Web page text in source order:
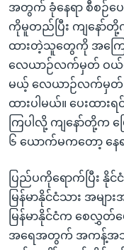
အတွက် ခုံနေရာ စီစဉ်
ကိုမူတည်ပြီး ကျနော်တို့
ထားတဲ့သူတွေကို အကြော
လေယာဉ်လက်မှတ် ဝယ်ပါ
မယ့် လေယာဉ်လက်မှတ် ရ
ထားပါမယ်။ ပေးထ
ကြပါလို့ ကျနော်တို့က
၆ ယောက်မကတော့ နေရ
ပြည်ပကိုရောက်ပြီး နို
မြန်မာနိုင်ငံသား အမျာ
မြန်မာနိုင်ငံက စေလွှ
အရေအတွက် အကန့်အသ